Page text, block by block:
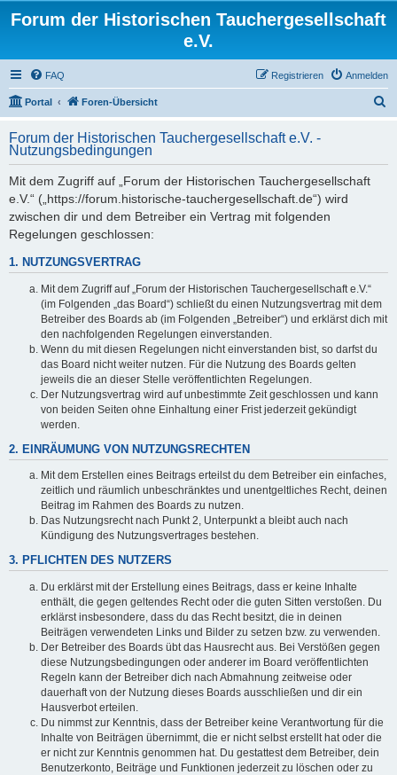
Forum der Historischen Tauchergesellschaft
e.V.
FAQ Anmelden
Registrieren
Portal Foren-Übersicht
h
Forum der Historischen Tauchergesellschaft e.V. -
Nutzungsbedingungen
Mit dem Zugriff auf „Forum der Historischen Tauchergesellschaft
e.V.“ („https://forum.historische-tauchergesellschaft.de“) wird
zwischen dir und dem Betreiber ein Vertrag mit folgenden
Regelungen geschlossen:
1. NUTZUNGSVERTRAG
Mit dem Zugriff auf „Forum der Historischen Tauchergesellschaft e.V.“
(im Folgenden „das Board“) schließt du einen Nutzungsvertrag mit dem
Betreiber des Boards ab (im Folgenden „Betreiber“) und erklärst dich mit
den nachfolgenden Regelungen einverstanden.
Wenn du mit diesen Regelungen nicht einverstanden bist, so darfst du
das Board nicht weiter nutzen. Für die Nutzung des Boards gelten
jeweils die an dieser Stelle veröffentlichten Regelungen.
Der Nutzungsvertrag wird auf unbestimmte Zeit geschlossen und kann
von beiden Seiten ohne Einhaltung einer Frist jederzeit gekündigt
werden.
2. EINRÄUMUNG VON NUTZUNGSRECHTEN
Mit dem Erstellen eines Beitrags erteilst du dem Betreiber ein einfaches,
zeitlich und räumlich unbeschränktes und unentgeltliches Recht, deinen
Beitrag im Rahmen des Boards zu nutzen.
Das Nutzungsrecht nach Punkt 2, Unterpunkt a bleibt auch nach
Kündigung des Nutzungsvertrages bestehen.
3. PFLICHTEN DES NUTZERS
Du erklärst mit der Erstellung eines Beitrags, dass er keine Inhalte
enthält, die gegen geltendes Recht oder die guten Sitten verstoßen. Du
erklärst insbesondere, dass du das Recht besitzt, die in deinen
Beiträgen verwendeten Links und Bilder zu setzen bzw. zu verwenden.
Der Betreiber des Boards übt das Hausrecht aus. Bei Verstößen gegen
diese Nutzungsbedingungen oder anderer im Board veröffentlichten
Regeln kann der Betreiber dich nach Abmahnung zeitweise oder
dauerhaft von der Nutzung dieses Boards ausschließen und dir ein
Hausverbot erteilen.
Du nimmst zur Kenntnis, dass der Betreiber keine Verantwortung für die
Inhalte von Beiträgen übernimmt, die er nicht selbst erstellt hat oder die
er nicht zur Kenntnis genommen hat. Du gestattest dem Betreiber, dein
Benutzerkonto, Beiträge und Funktionen jederzeit zu löschen oder zu